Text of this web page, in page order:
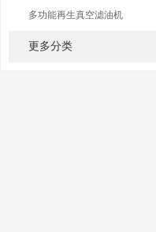
多功能再生真空滤油机
更多分类